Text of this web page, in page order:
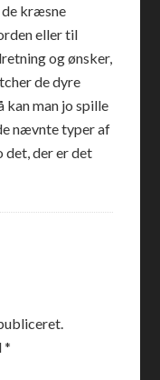
kræsne
eller til
og ønsker,
de dyre
kan man jo spille
nævnte typer af
der er det
*